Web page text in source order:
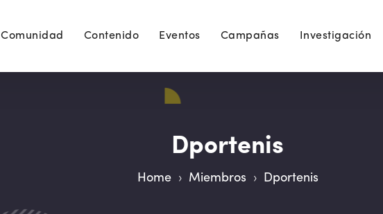
Comunidad Contenido Eventos Campañas Investigación
Dportenis
Home › Miembros › Dportenis